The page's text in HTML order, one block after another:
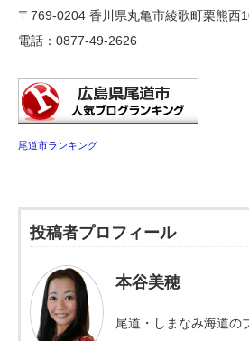
〒769-0204 香川県丸亀市綾歌町栗熊西
電話：0877-49-2626
尾道市ランキング
投稿者プロフィール
本谷美穂
尾道・しまなみ海道の